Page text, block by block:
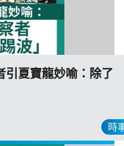
時
引夏寶龍妙喻：除了